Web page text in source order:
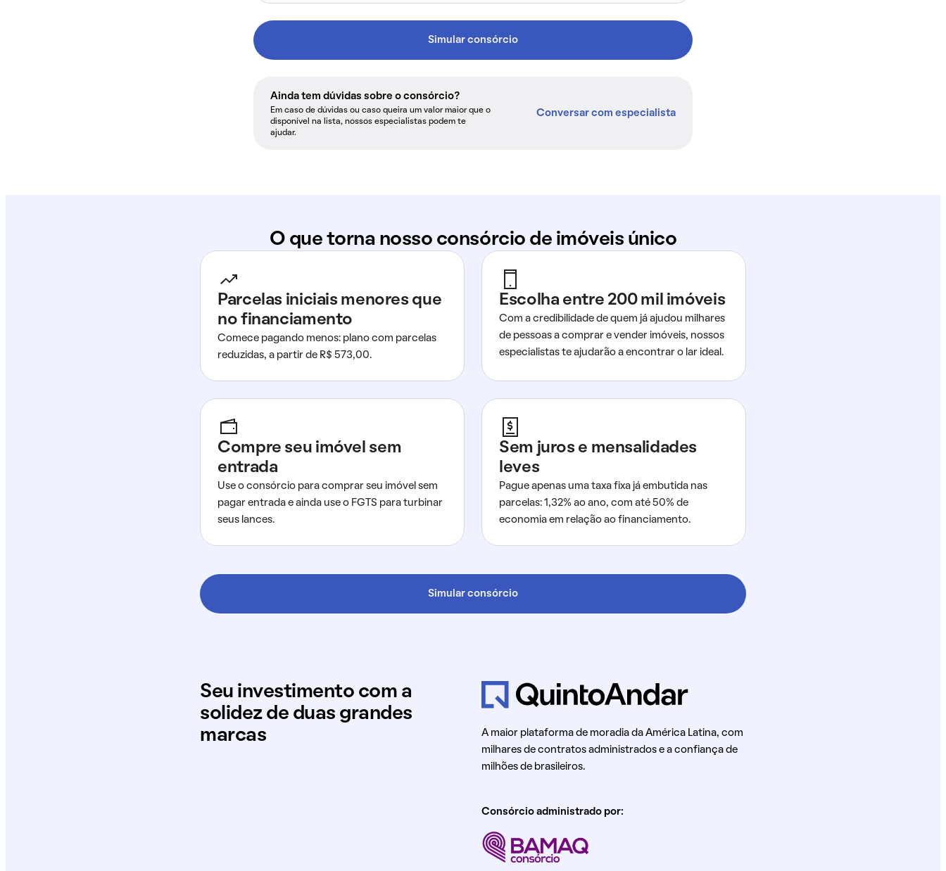
Simular consórcio
Ainda tem dúvidas sobre o consórcio?
Em caso de dúvidas ou caso queira um valor maior que o
disponível na lista, nossos especialistas podem te
ajudar.
Conversar com especialista
O que torna nosso consórcio de imóveis único
Parcelas iniciais menores que
no financiamento
Comece pagando menos: plano com parcelas
reduzidas, a partir de R$ 573,00.
Escolha entre 200 mil imóveis
Com a credibilidade de quem já ajudou milhares
de pessoas a comprar e vender imóveis, nossos
especialistas te ajudarão a encontrar o lar ideal.
Compre seu imóvel sem
entrada
Use o consórcio para comprar seu imóvel sem
pagar entrada e ainda use o FGTS para turbinar
seus lances.
Sem juros e mensalidades
leves
Pague apenas uma taxa fixa já embutida nas
parcelas: 1,32% ao ano, com até 50% de
economia em relação ao financiamento.
Simular consórcio
Seu investimento com a
solidez de duas grandes
marcas
A maior plataforma de moradia da América Latina, com
milhares de contratos administrados e a confiança de
milhões de brasileiros.
Consórcio administrado por: